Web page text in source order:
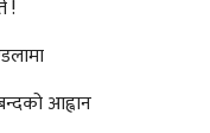
!
आह्वान